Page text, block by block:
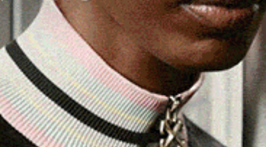
Centoventitré danzatori, otto scuole di danza, cinquanta esibizioni, una
due super ospiti è il biglietto di presentazione che ieri sera l’AM Asd
messo sul parquet del Palazzetto dello Sport “Giampiero Murratzu” di Ozieri
Un successo di partecipanti e di pubblico che ha come motore
organizzatore dell’evento accompagnato da uno stuolo di volontari, con il
allo Sport, della Pro Loco, della BVR Associazione Beata Vergine
e della FIDESM – Federazione Italiana Danza Sportiva e Sport Musicali.